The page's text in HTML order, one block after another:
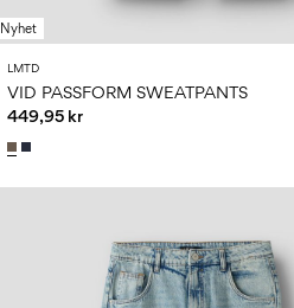
Nyhet
LMTD
VID PASSFORM SWEATPANTS
449,95 kr